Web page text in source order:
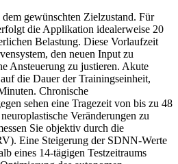
gewünschten Zielzustand. Für
die Applikation idealerweise 20
Belastung. Diese Vorlaufzeit
den neuen Input zu
Ansteuerung zu justieren. Akute
die Dauer der Trainingseinheit,
Chronische
sehen eine Tragezeit von bis zu 48
Veränderungen zu
Sie objektiv durch die
Eine Steigerung der SDNN-Werte
eines 14-tägigen Testzeitraums